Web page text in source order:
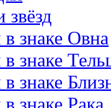
звёзд
в знаке Овна
знаке
знаке